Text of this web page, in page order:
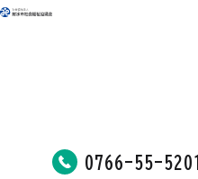
0766-55-5201